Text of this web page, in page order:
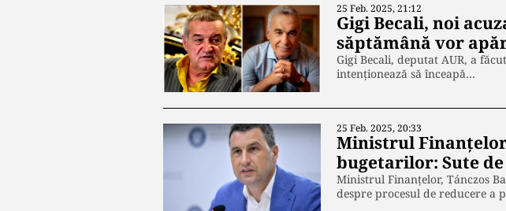
25 Feb. 2025, 21:12
Gigi Becali, noi
săptămână vor
Gigi Becali, deputat AUR, a
intenționează să înceapă…
25 Feb. 2025, 20:33
Ministrul
bugetarilor: Sute
Ministrul Finanțelor, Tánczos
despre procesul de reducere a